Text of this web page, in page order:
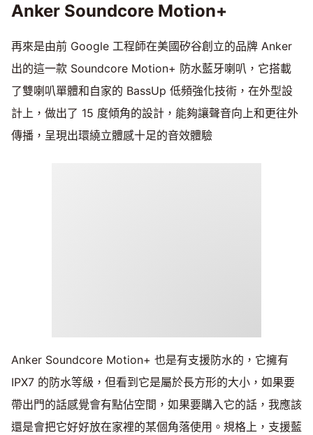
Anker Soundcore Motion+
再來是由前 Google 工程師在美國矽谷創立的品牌 Anker
出的這一款 Soundcore Motion+ 防水藍牙喇叭，它搭載
了雙喇叭單體和自家的 BassUp 低頻強化技術，在外型設
計上，做出了 15 度傾角的設計，能夠讓聲音向上和更往外
傳播，呈現出環繞立體感十足的音效體驗
Anker Soundcore Motion+ 也是有支援防水的，它擁有
IPX7 的防水等級，但看到它是屬於長方形的大小，如果要
帶出門的話感覺會有點佔空間，如果要購入它的話，我應該
還是會把它好好放在家裡的某個角落使用。規格上，支援藍